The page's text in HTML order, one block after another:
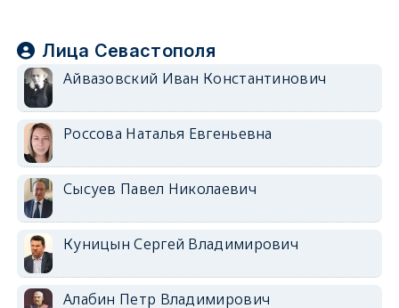
Лица Севастополя
Айвазовский Иван Константинович
Россова Наталья Евгеньевна
Сысуев Павел Николаевич
Куницын Сергей Владимирович
Алабин Петр Владимирович